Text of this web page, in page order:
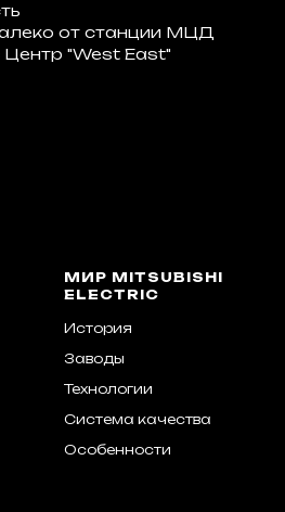
от станции МЦД
"West East"
МИР MITSUBISHI
ELECTRIC
История
Заводы
Технологии
Система качества
Особенности